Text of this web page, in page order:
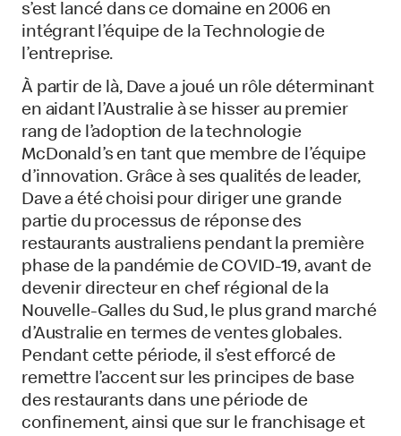
s’est lancé dans ce domaine en 2006 en
intégrant l’équipe de la Technologie de
l’entreprise.
À partir de là, Dave a joué un rôle déterminant
en aidant l’Australie à se hisser au premier
rang de l’adoption de la technologie
McDonald’s en tant que membre de l’équipe
d’innovation. Grâce à ses qualités de leader,
Dave a été choisi pour diriger une grande
partie du processus de réponse des
restaurants australiens pendant la première
phase de la pandémie de COVID-19, avant de
devenir directeur en chef régional de la
Nouvelle-Galles du Sud, le plus grand marché
d’Australie en termes de ventes globales.
Pendant cette période, il s’est efforcé de
remettre l’accent sur les principes de base
des restaurants dans une période de
confinement, ainsi que sur le franchisage et